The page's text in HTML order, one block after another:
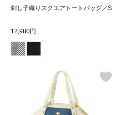
その他
刺し子織りスクエアトートバッグ／S
12,980円